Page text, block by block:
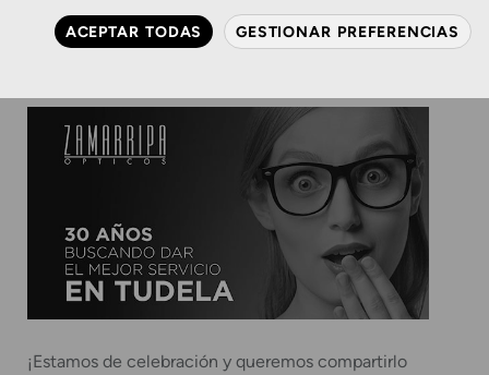
28 DE NOVIEMBRE DE 2016
0 COMENTARIOS
¡Estamos de celebración y queremos compartirlo
ACEPTAR TODAS GESTIONAR PREFERENCIAS